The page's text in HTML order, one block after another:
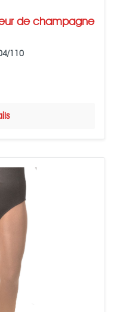
de champagne
110